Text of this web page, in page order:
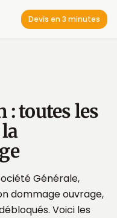
Devis en 3 minutes
: toutes les
Générale,
dommage ouvrage,
Voici les